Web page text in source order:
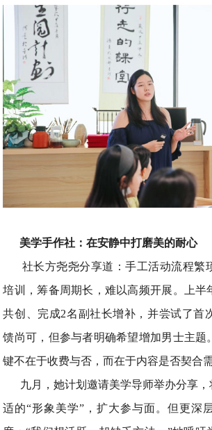
美学手作社：在安静中打磨美的耐心
社长方尧尧分享道：手工活动流程繁
培训，筹备周期长，难以高频开展。上半
共创、完成2名副社长增补，并尝试了首
馈尚可，但参与者明确希望增加男士主题
键不在于收费与否，而在于内容是否契合需
九月，她计划邀请美学导师举办分享
适的“形象美学”，扩大参与面。但更深